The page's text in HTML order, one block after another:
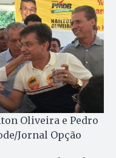
Oliveira e Pedro
Jornal Opção